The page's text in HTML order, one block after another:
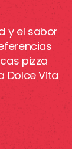
y el sabor
pizza
Dolce Vita